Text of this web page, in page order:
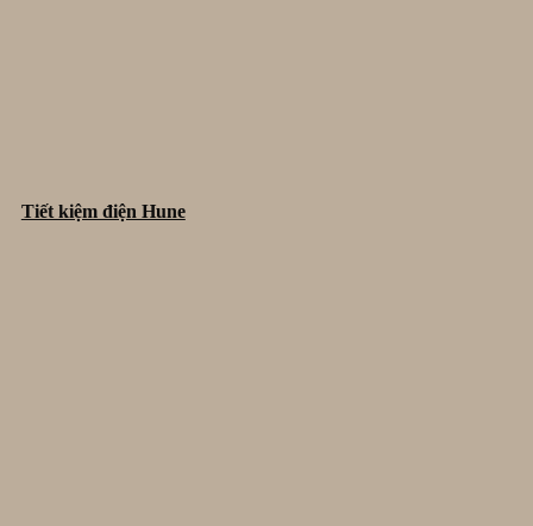
Tiết kiệm điện Hune